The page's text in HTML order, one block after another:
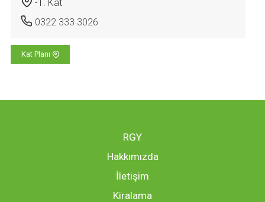
-1. Kat
0322 333 3026
Kat Planı
RGY
Hakkımızda
İletişim
Kiralama